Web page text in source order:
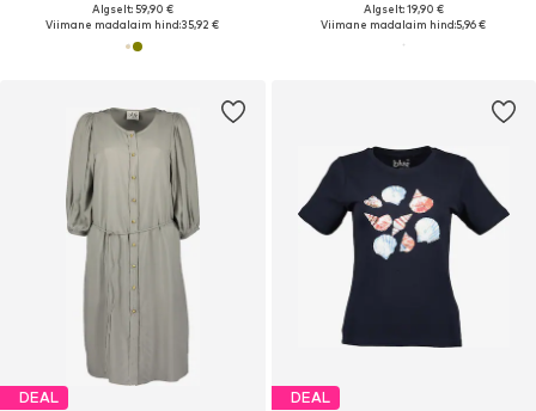
Algselt: 59,90 €
Viimane madalaim hind:35,92 €
Algselt: 19,90 €
Viimane madalaim hind:5,96 €
DEAL DEAL